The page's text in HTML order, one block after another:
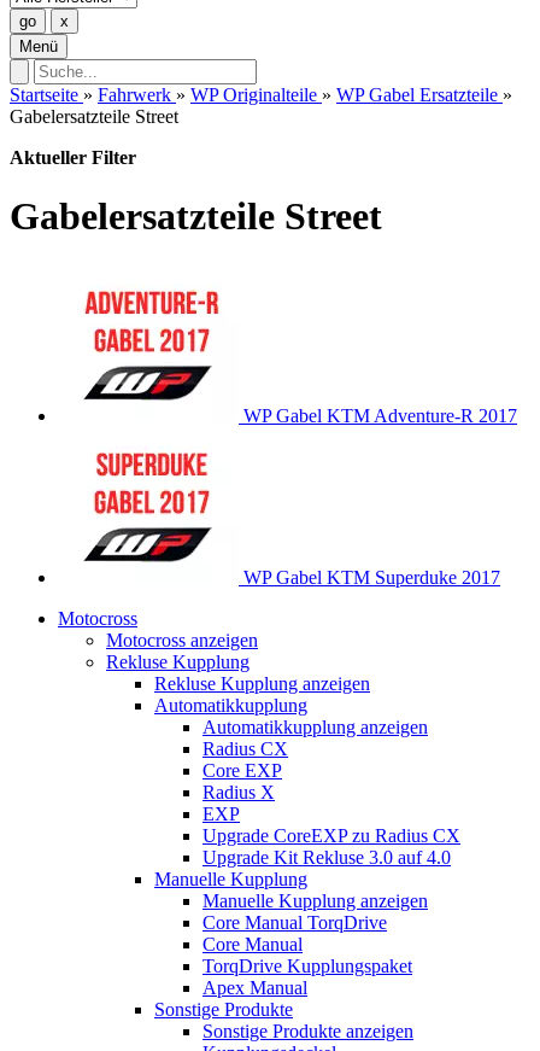
Menü
Startseite » Fahrwerk » WP Originalteile » WP Gabel Ersatzteile »
Gabelersatzteile Street
Aktueller Filter
Gabelersatzteile Street
WP Gabel KTM Adventure-R 2017
WP Gabel KTM Superduke 2017
Motocross
Motocross anzeigen
Rekluse Kupplung
Rekluse Kupplung anzeigen
Automatikkupplung
Automatikkupplung anzeigen
Radius CX
Core EXP
Radius X
EXP
Upgrade CoreEXP zu Radius CX
Upgrade Kit Rekluse 3.0 auf 4.0
Manuelle Kupplung
Manuelle Kupplung anzeigen
Core Manual TorqDrive
Core Manual
TorqDrive Kupplungspaket
Apex Manual
Sonstige Produkte
Sonstige Produkte anzeigen